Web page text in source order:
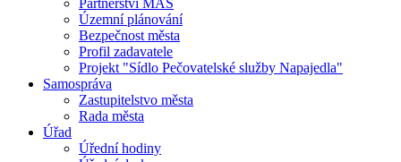
Partnerství MAS
Územní plánování
Bezpečnost města
Profil zadavatele
Projekt "Sídlo Pečovatelské služby Napajedla"
Samospráva
Zastupitelstvo města
Rada města
Úřad
Úřední hodiny